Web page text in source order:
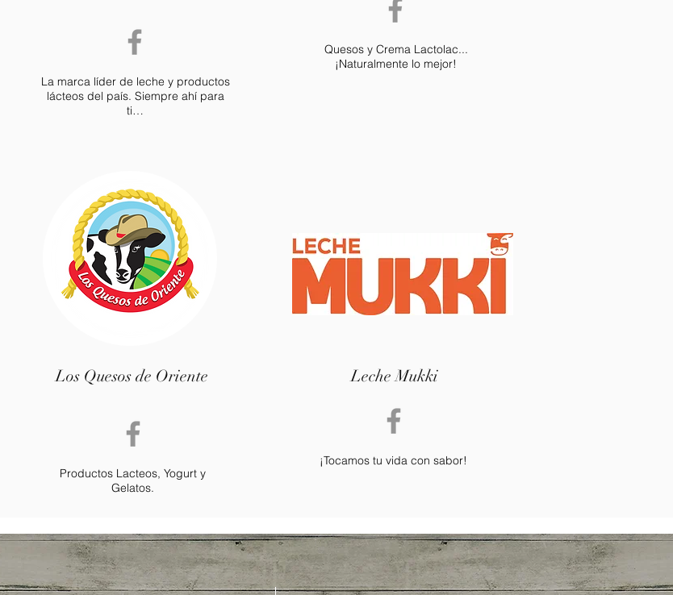
Los Quesos de Oriente
Productos Lacteos, Yogurt y
Gelatos.
Leche Mukki
¡Tocamos tu vida con sabor!
La marca líder de leche y productos
lácteos del país. Siempre ahí para
ti…
Quesos y Crema Lactolac...
¡Naturalmente lo mejor!